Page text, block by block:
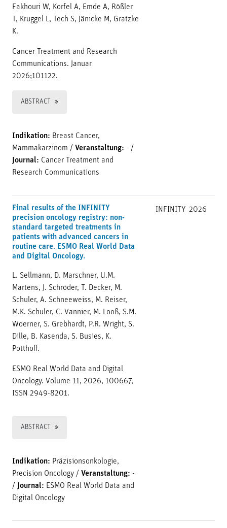
Fakhouri W, Korfel A, Emde A, Rößler
T, Kruggel L, Tech S, Jänicke M, Gratzke
K.
Cancer Treatment and Research
Communications. Januar
2026;101122.
ABSTRACT
Indikation: Breast Cancer,
Mammakarzinom / Veranstaltung: - /
Journal: Cancer Treatment and
Research Communications
Final results of the INFINITY
precision oncology registry: non-
standard targeted treatments in
patients with advanced cancers in
routine care. ESMO Real World Data
and Digital Oncology.
L. Sellmann, D. Marschner, U.M.
Martens, J. Schröder, T. Decker, M.
Schuler, A. Schneeweiss, M. Reiser,
M.K. Schuler, C. Vannier, M. Looß, S.M.
Woerner, S. Grebhardt, P.R. Wright, S.
Dille, B. Kasenda, S. Busies, K.
Potthoff.
ESMO Real World Data and Digital
Oncology. Volume 11, 2026, 100667,
ISSN 2949-8201.
ABSTRACT
Indikation: Präzisionsonkologie,
Precision Oncology / Veranstaltung: -
/
Journal: ESMO Real World Data and
Digital Oncology
INFINITY 2026